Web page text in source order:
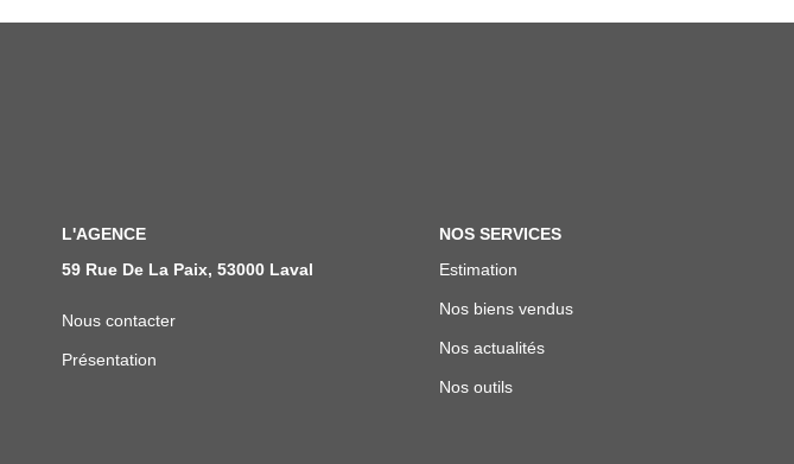
L'AGENCE
59 Rue De La Paix, 53000 Laval
Nous contacter
Présentation
NOS SERVICES
Estimation
Nos biens vendus
Nos actualités
Nos outils